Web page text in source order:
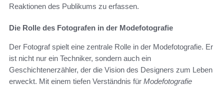
Reaktionen des Publikums zu erfassen.
Die Rolle des Fotografen in der Modefotografie
Der Fotograf spielt eine zentrale Rolle in der Modefotografie. Er
ist nicht nur ein Techniker, sondern auch ein
Geschichtenerzähler, der die Vision des Designers zum Leben
erweckt. Mit einem tiefen Verständnis für Modefotografie